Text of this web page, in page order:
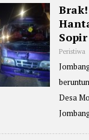
Peristiwa
Desa